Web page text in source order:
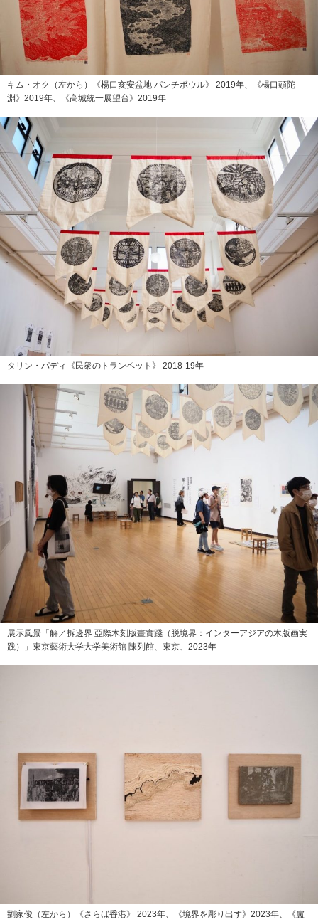
キム・オク（左から）《楊口亥安盆地 パンチボウル》 2019年、《楊口頭陀
淵》2019年、《高城統一展望台》2019年
タリン・パディ《民衆のトランペット》 2018-19年
展示風景「解／拆邊界 亞際木刻版畫實踐（脱境界：インターアジアの木版画実
践）」東京藝術大学大学美術館 陳列館、東京、2023年
劉家俊（左から）《さらば香港》 2023年、《境界を彫り出す》2023年、《盧